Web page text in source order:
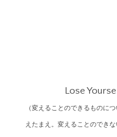
Lose
（変えることのできるものに
えたまえ。変えることのでき